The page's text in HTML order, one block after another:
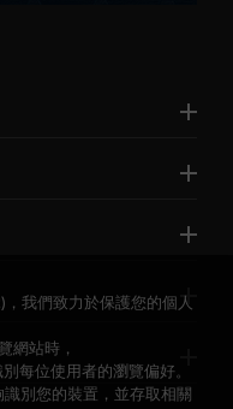
我們致力於保護您的個人
網站時，
每位使用者的瀏覽偏好。
別您的裝置，並存取相關